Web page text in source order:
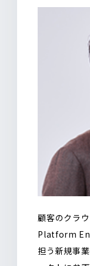
顧客のクラ
Platform
担う新規事